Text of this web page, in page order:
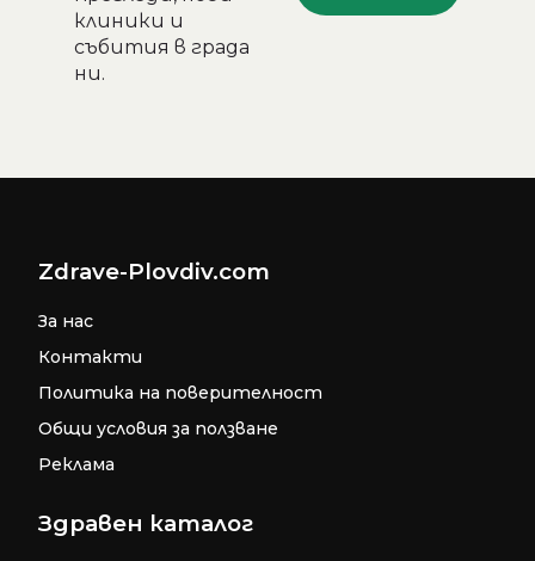
клиники и
събития в града
ни.
Zdrave-Plovdiv.com
За нас
Контакти
Политика на поверителност
Общи условия за ползване
Реклама
Здравен каталог